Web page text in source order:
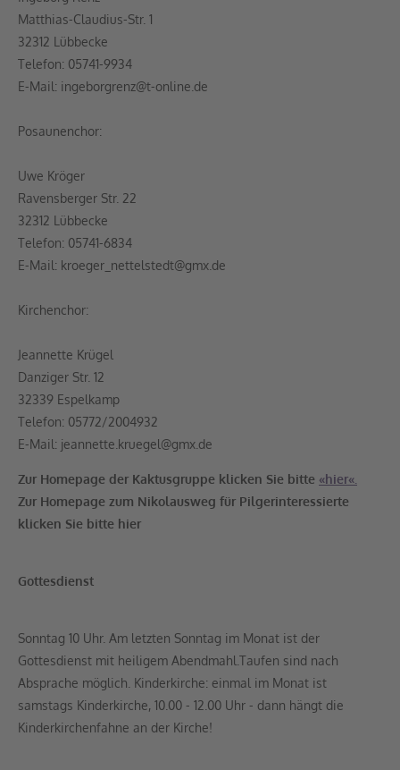
Matthias-Claudius-Str. 1
32312 Lübbecke
Telefon: 05741-9934
E-Mail: ingeborgrenz@t-online.de
Posaunenchor:
Uwe Kröger
Ravensberger Str. 22
32312 Lübbecke
Telefon: 05741-6834
E-Mail: kroeger_nettelstedt@gmx.de
Kirchenchor:
Jeannette Krügel
Danziger Str. 12
32339 Espelkamp
Telefon: 05772/2004932
E-Mail: jeannette.kruegel@gmx.de
Zur Homepage der Kaktusgruppe klicken Sie bitte «hier«.
Zur Homepage zum Nikolausweg für Pilgerinteressierte
klicken Sie bitte hier
Gottesdienst
Sonntag 10 Uhr. Am letzten Sonntag im Monat ist der
Gottesdienst mit heiligem Abendmahl.Taufen sind nach
Absprache möglich. Kinderkirche: einmal im Monat ist
samstags Kinderkirche, 10.00 - 12.00 Uhr - dann hängt die
Kinderkirchenfahne an der Kirche!